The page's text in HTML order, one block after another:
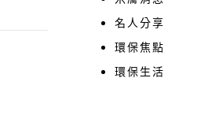
名人分享
環保焦點
環保生活